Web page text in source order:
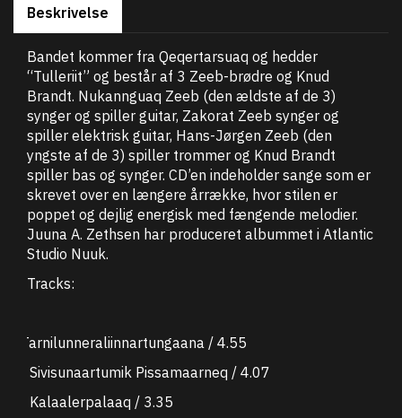
Beskrivelse
Bandet kommer fra Qeqertarsuaq og hedder
“Tulleriit” og består af 3 Zeeb-brødre og Knud
Brandt. Nukannguaq Zeeb (den ældste af de 3)
synger og spiller guitar, Zakorat Zeeb synger og
spiller elektrisk guitar, Hans-Jørgen Zeeb (den
yngste af de 3) spiller trommer og Knud Brandt
spiller bas og synger. CD’en indeholder sange som er
skrevet over en længere årrække, hvor stilen er
poppet og dejlig energisk med fængende melodier.
Juuna A. Zethsen har produceret albummet i Atlantic
Studio Nuuk.
Tracks:
1. Tarnilunneraliinnartungaana / 4.55
Sivisunaartumik Pissamaarneq / 4.07
Kalaalerpalaaq / 3.35